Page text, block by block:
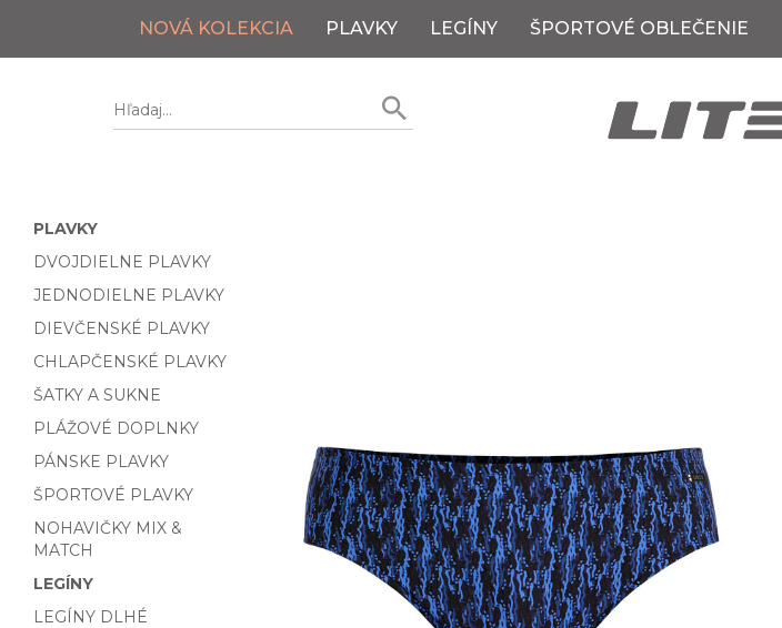
NOVÁ KOLEKCIA PLAVKY LEGÍNY ŠPORTOVÉ OBLEČENIE
PLAVKY
DVOJDIELNE PLAVKY
JEDNODIELNE PLAVKY
DIEVČENSKÉ PLAVKY
CHLAPČENSKÉ PLAVKY
ŠATKY A SUKNE
PLÁŽOVÉ DOPLNKY
PÁNSKE PLAVKY
ŠPORTOVÉ PLAVKY
NOHAVIČKY MIX &
MATCH
LEGÍNY
LEGÍNY DLHÉ